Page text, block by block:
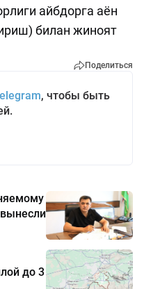
айбдорга аён
билан жиноят
Поделиться
, чтобы быть
до 3